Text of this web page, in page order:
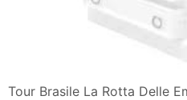
Tour Brasile La Rotta Delle